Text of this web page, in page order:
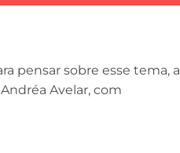
pensar sobre esse tema, a
Avelar, com